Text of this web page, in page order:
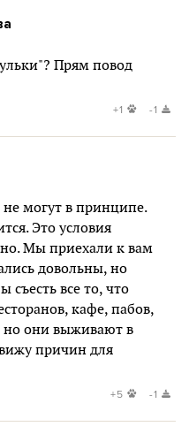
Прям повод
+1 -1
не могут в принципе.
Это условия
Мы приехали к вам
довольны, но
съесть все то, что
кафе, пабов,
но они выживают в
причин для
+5 -1